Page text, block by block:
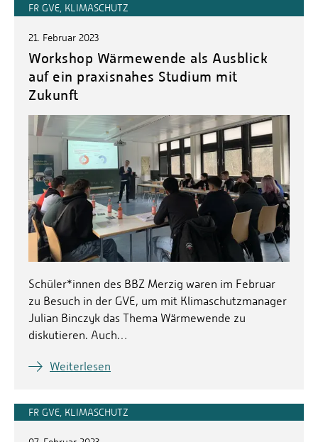
FR GVE, KLIMASCHUTZ
21. Februar 2023
Workshop Wärmewende als Ausblick
auf ein praxisnahes Studium mit
Zukunft
Schüler*innen des BBZ Merzig waren im Februar
zu Besuch in der GVE, um mit Klimaschutzmanager
Julian Binczyk das Thema Wärmewende zu
diskutieren. Auch…
Weiterlesen
FR GVE, KLIMASCHUTZ